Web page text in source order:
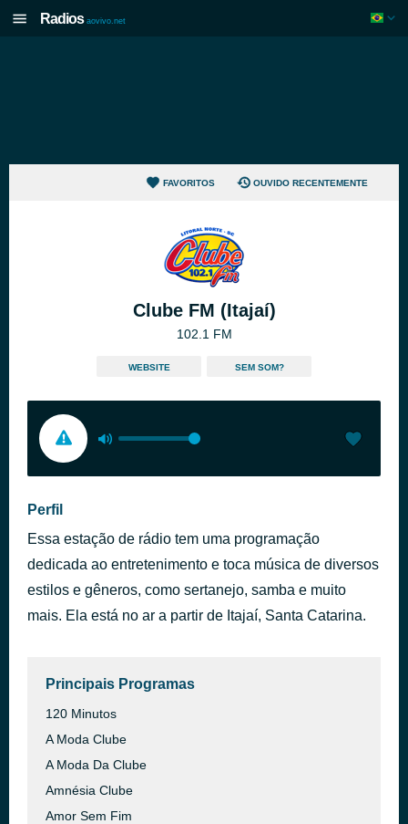
Radios aovivo.net
FAVORITOS OUVIDO RECENTEMENTE
Clube FM (Itajaí)
102.1 FM
WEBSITE SEM SOM?
Perfil
Essa estação de rádio tem uma programação
dedicada ao entretenimento e toca música de diversos
estilos e gêneros, como sertanejo, samba e muito
mais. Ela está no ar a partir de Itajaí, Santa Catarina.
Principais Programas
120 Minutos
A Moda Clube
A Moda Da Clube
Amnésia Clube
Amor Sem Fim